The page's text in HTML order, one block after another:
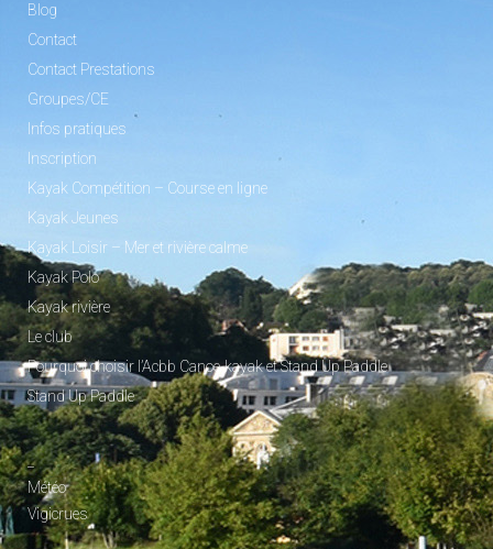
Blog
Contact
Contact Prestations
Groupes/CE
Infos pratiques
Inscription
Kayak Compétition – Course en ligne
Kayak Jeunes
Kayak Loisir – Mer et rivière calme
Kayak Polo
Kayak rivière
Le club
Pourquoi choisir l’Acbb Canoe-kayak et Stand Up Paddle
Stand Up Paddle
_
Météo
Vigicrues